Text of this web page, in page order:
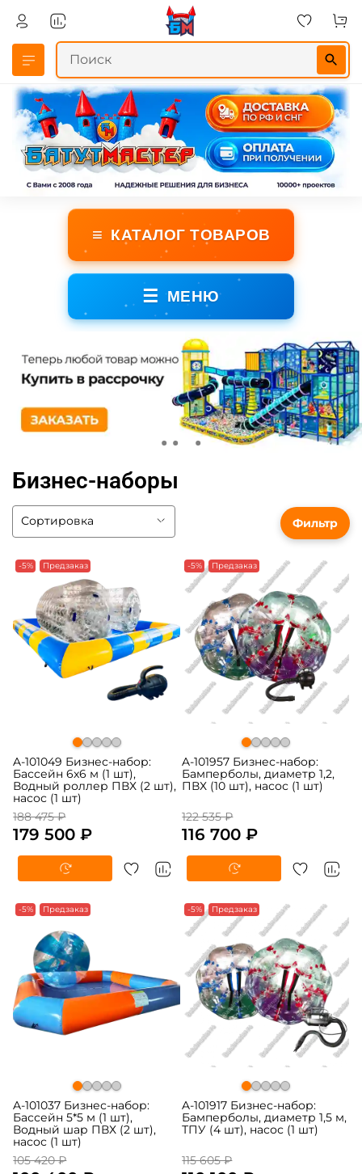
≡ КАТАЛОГ ТОВАРОВ
☰ МЕНЮ
Бизнес-наборы
-5% Предзаказ
A-101049 Бизнес-набор:
Бассейн 6x6 м (1 шт),
Водный роллер ПВХ (2 шт),
насос (1 шт)
188 475 ₽
179 500 ₽
-5% Предзаказ
A-101957 Бизнес-набор:
Бамперболы, диаметр 1,2,
ПВХ (10 шт), насос (1 шт)
122 535 ₽
116 700 ₽
-5% Предзаказ
A-101037 Бизнес-набор:
Бассейн 5*5 м (1 шт),
Водный шар ПВХ (2 шт),
насос (1 шт)
105 420 ₽
-5% Предзаказ
A-101917 Бизнес-набор:
Бамперболы, диаметр 1,5 м,
ТПУ (4 шт), насос (1 шт)
115 605 ₽
Фильтр